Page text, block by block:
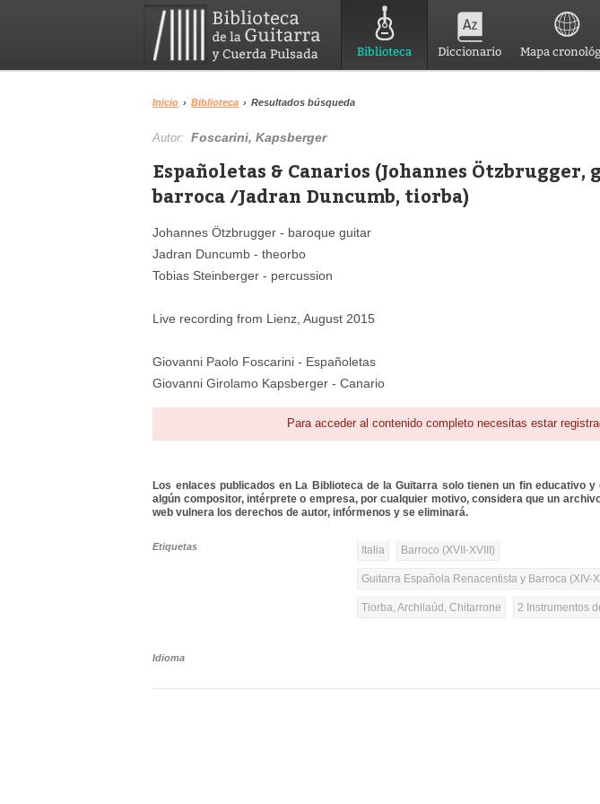
Biblioteca Diccionario Mapa
Inicio › Biblioteca › Resultados búsqueda
Autor:Foscarini, Kapsberger
Españoletas & Canarios (Johannes
barroca /Jadran Duncumb, tiorba)
Johannes Ötzbrugger - baroque guitar
Jadran Duncumb - theorbo
Tobias Steinberger - percussion
Live recording from Lienz, August 2015
Giovanni Paolo Foscarini - Españoletas
Giovanni Girolamo Kapsberger - Canario
Para acceder al contenido completo necesitas estar
Los enlaces publicados en La Biblioteca de la Guitarra solo tienen un fin educativo
algún compositor, intérprete o empresa, por cualquier motivo, considera que un
web vulnera los derechos de autor, infórmenos y se eliminará.
Etiquetas Italia Barroco (XVII-XVIII)
Guitarra Española Renacentista y Barroca (XIV-
Tiorba, Archilaúd, Chitarrone 2 Instrumentos
Idioma